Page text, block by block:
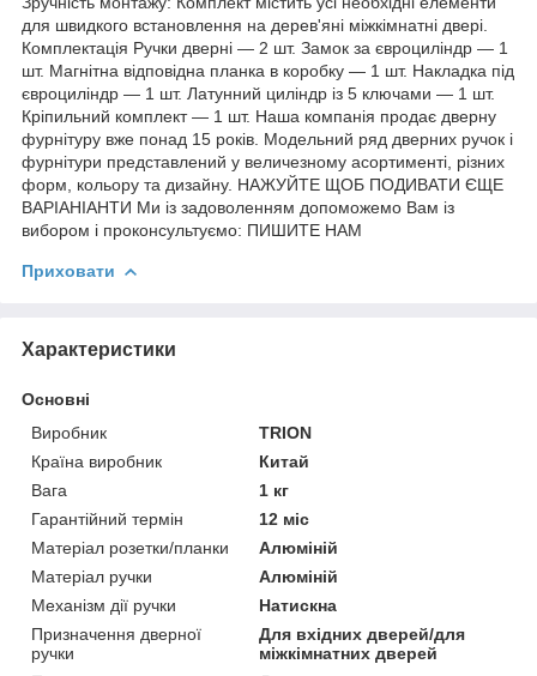
для швидкого встановлення на дерев'яні міжкімнатні двері.
Комплектація Ручки дверні — 2 шт. Замок за євроциліндр — 1
шт. Магнітна відповідна планка в коробку — 1 шт. Накладка під
євроциліндр — 1 шт. Латунний циліндр із 5 ключами — 1 шт.
Кріпильний комплект — 1 шт. Наша компанія продає дверну
фурнітуру вже понад 15 років. Модельний ряд дверних ручок і
фурнітури представлений у величезному асортименті, різних
форм, кольору та дизайну. НАЖУЙТЕ ЩОБ ПОДИВАТИ ЄЩЕ
ВАРІАНІАНТИ Ми із задоволенням допоможемо Вам із
вибором і проконсультуємо: ПИШИТЕ НАМ
Приховати
Характеристики
Основні
Виробник
TRION
Країна виробник
Китай
Вага
1 кг
Гарантійний термін
12 міс
Матеріал розетки/планки
Алюміній
Матеріал ручки
Алюміній
Механізм дії ручки
Натискна
Призначення дверної
ручки
Для вхідних дверей/для
міжкімнатних дверей